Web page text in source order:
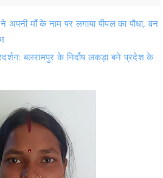
अपनी माँ के नाम पर लगाया पीपल का पौधा, वन
बलरामपुर के निर्दोष लकड़ा बने प्रदेश के